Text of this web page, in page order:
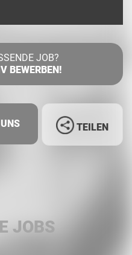
JOB?
BEWERBEN!
TEILEN
JOBS